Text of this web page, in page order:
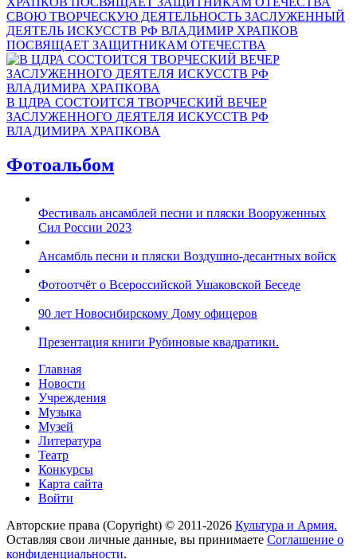
СВОЮ ТВОРЧЕСКУЮ ДЕЯТЕЛЬНОСТЬ ЗАСЛУЖЕННЫЙ
ДЕЯТЕЛЬ ИСКУССТВ РФ ВЛАДИМИР ХРАПКОВ
ПОСВЯЩАЕТ ЗАЩИТНИКАМ ОТЕЧЕСТВА
В ЦДРА СОСТОИТСЯ ТВОРЧЕСКИЙ ВЕЧЕР
ЗАСЛУЖЕННОГО ДЕЯТЕЛЯ ИСКУССТВ РФ
ВЛАДИМИРА ХРАПКОВА
Фотоальбом
Фестиваль ансамблей песни и пляски Вооруженных
Сил России 2023
Ансамбль песни и пляски Воздушно-десантных войск
Фотоотчёт о Всероссийской Ушаковской Беседе
90 лет Новосибирскому Дому офицеров
Презентация книги Рубиновые квадратики.
Главная
Новости
Учреждения
Музыка
Музей
Литература
Театр
Конкурсы
Карта сайта
Войти
Авторские права (Copyright) © 2011-2026 Культура и Армия.
Оставляя свои личные данные, вы принимаете Соглашение о
конфиденциальности.